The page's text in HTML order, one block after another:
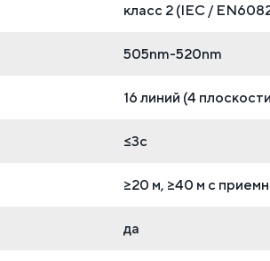
класс 2 (IEC /
505nm-520nm
16 линий (4
≤3с
≥20 м, ≥40 м с
да